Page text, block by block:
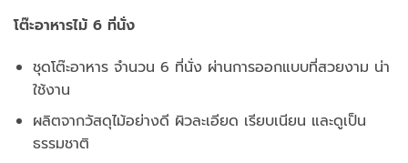
โต๊ะอาหารไม้ 6 ที่นั่ง
ชุดโต๊ะอาหาร จำนวน 6 ที่นั่ง ผ่านการออกแบบที่สวยงาม น่า
ใช้งาน
ผลิตจากวัสดุไม้อย่างดี ผิวละเอียด เรียบเนียน และดูเป็น
ธรรมชาติ